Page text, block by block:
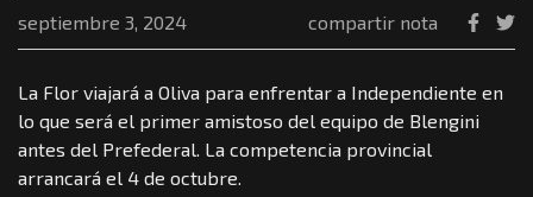
septiembre 3, 2024 compartir nota
La Flor viajará a Oliva para enfrentar a Independiente en
lo que será el primer amistoso del equipo de Blengini
antes del Prefederal. La competencia provincial
arrancará el 4 de octubre.